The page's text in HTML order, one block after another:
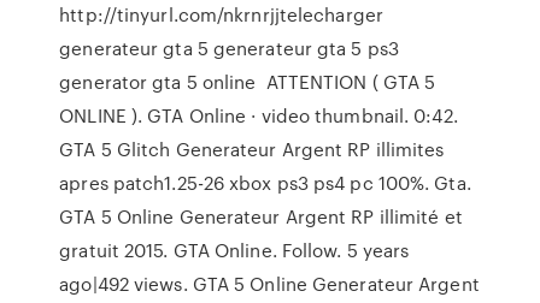
http://tinyurl.com/nkrnrjjtelecharger
generateur gta 5 generateur gta 5 ps3
generator gta 5 online ATTENTION ( GTA 5
ONLINE ). GTA Online · video thumbnail. 0:42.
GTA 5 Glitch Generateur Argent RP illimites
apres patch1.25-26 xbox ps3 ps4 pc 100%. Gta.
GTA 5 Online Generateur Argent RP illimité et
gratuit 2015. GTA Online. Follow. 5 years
ago|492 views. GTA 5 Online Generateur Argent